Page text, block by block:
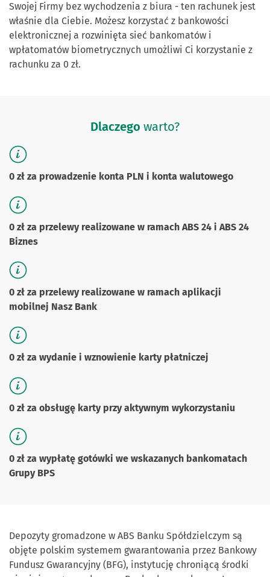
Swojej Firmy bez wychodzenia z biura - ten rachunek jest
właśnie dla Ciebie. Możesz korzystać z bankowości
elektronicznej a rozwinięta sieć bankomatów i
wpłatomatów biometrycznych umożliwi Ci korzystanie z
rachunku za 0 zł.
Dlaczego warto?
0 zł za prowadzenie konta PLN i konta walutowego
0 zł za przelewy realizowane w ramach ABS 24 i ABS 24
Biznes
0 zł za przelewy realizowane w ramach aplikacji
mobilnej Nasz Bank
0 zł za wydanie i wznowienie karty płatniczej
0 zł za obsługę karty przy aktywnym wykorzystaniu
0 zł za wypłatę gotówki we wskazanych bankomatach
Grupy BPS
Depozyty gromadzone w ABS Banku Spółdzielczym są
objęte polskim systemem gwarantowania przez Bankowy
Fundusz Gwarancyjny (BFG), instytucję chroniącą środki